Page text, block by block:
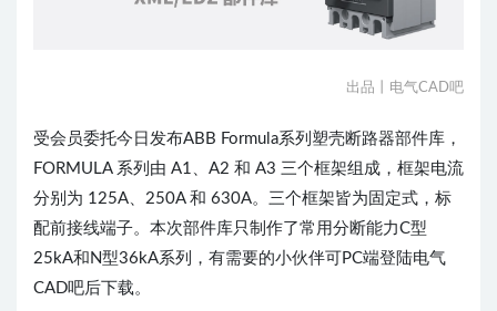
出品丨电气CAD吧
受会员委托今日发布ABB Formula系列塑壳断路器部件库，
FORMULA 系列由 A1、A2 和 A3 三个框架组成，框架电流
分别为 125A、250A 和 630A。三个框架皆为固定式，标
配前接线端子。本次部件库只制作了常用分断能力C型
25kA和N型36kA系列，有需要的小伙伴可PC端登陆电气
CAD吧后下载。